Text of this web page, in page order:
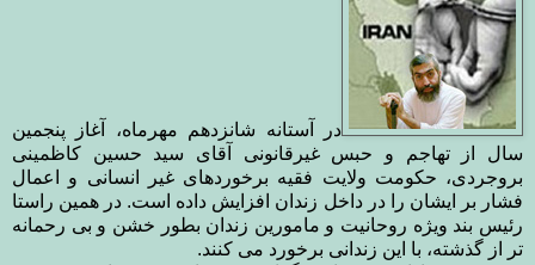
در آستانه شانزدهم مهرماه، آغاز پنجمین
سال از تهاجم و حبس غیرقانونی آقای سید حسین کاظمینی
بروجردی، حکومت ولایت فقیه برخوردهای غیر انسانی و اعمال
فشار بر ایشان را در داخل زندان افزایش داده است. در همین راستا
رئیس بند ویژه روحانیت و مامورین زندان بطور خشن و بی رحمانه
تر از گذشته، با این زندانی برخورد می کنند.